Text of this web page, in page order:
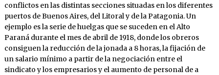
conflictos en las distintas secciones situadas en los diferentes
puertos de Buenos Aires, del Litoral y de la Patagonia. Un
ejemplo es la serie de huelgas que se suceden en el Alto
Paraná durante el mes de abril de 1918, donde los obreros
consiguen la reducción de la jonada a 8 horas, la fijación de
un salario mínimo a partir de la negociación entre el
sindicato y los empresarios y el aumento de personal de a